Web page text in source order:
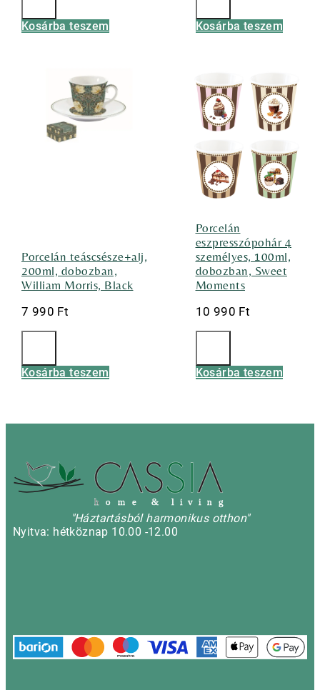
Kosárba teszem Kosárba teszem
Porcelán teáscsésze+alj,
200ml, dobozban,
William Morris, Black
7 990 Ft
Kosárba teszem
Porcelán
eszpresszópohár 4
személyes, 100ml,
dobozban, Sweet
Moments
10 990 Ft
Kosárba teszem
h o m e & l i v i n g
"Háztartásból harmonikus otthon"
Nyitva: hétköznap 10.00 -12.00